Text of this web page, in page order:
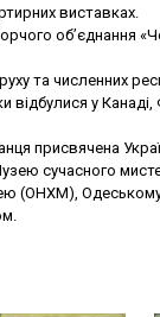
виставках.
об’єднання
та численних
у Канаді,
присвячена
сучасного
(ОНХМ), Одеському